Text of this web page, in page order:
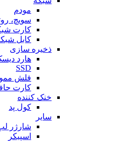
مودم
سویچ،
کارت
کابل
ذخیره سازی
هارد
SSD
فلش
کارت
خنک کننده
کول پد
سایر
شارژر
اسپیکر